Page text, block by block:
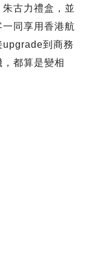
古力禮盒，並
同享用香港航
upgrade到商務
都算是變相